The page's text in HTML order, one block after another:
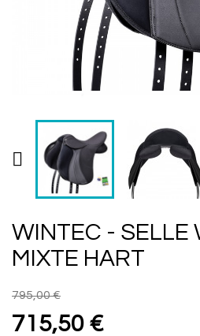

WINTEC - SELLE
MIXTE HART
795,00 €
715,50 €